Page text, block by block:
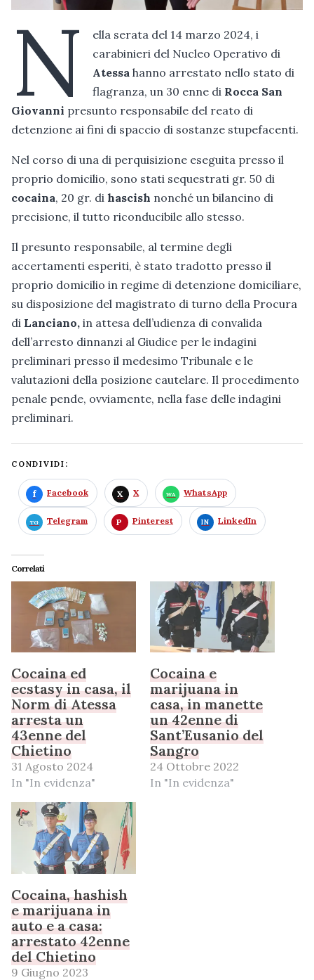
N
ella serata del 14 marzo 2024, i
carabinieri del Nucleo Operativo di
Atessahanno arrestato nello stato di
flagranza, un 30 enne di Rocca San
Giovanni presunto responsabile del reato di
detenzione ai fini di spaccio di sostanze stupefacenti.
Nel corso di una di perquisizione eseguita presso il
proprio domicilio, sono stati sequestrati gr. 50 di
cocaina, 20 gr. di hascish nonché un bilancino di
precisione, il tutto riconducibile allo stesso.
Il presunto responsabile, al termine degli
accertamenti esperiti, è stato tradotto presso il
proprio domicilio in regime di detenzione domiciliare,
su disposizione del magistrato di turno della Procura
di Lanciano, in attesa dell’udienza di convalida
dell’arresto dinnanzi al Giudice per le indagini
preliminari presso il medesimo Tribunale e le
valutazioni della posizione cautelare. Il procedimento
penale pende, ovviamente, nella fase delle indagini
preliminari.
CONDIVIDI:
Facebook X WhatsApp
Telegram Pinterest LinkedIn
Correlati
Cocaina ed
ecstasy in casa, il
Norm di Atessa
arresta un
43enne del
Chietino
31 Agosto 2024
In "In evidenza"
Cocaina e
marijuana in
casa, in manette
un 42enne di
Sant’Eusanio del
Sangro
24 Ottobre 2022
In "In evidenza"
Cocaina, hashish
e marijuana in
auto e a casa:
arrestato 42enne
del Chietino
9 Giugno 2023